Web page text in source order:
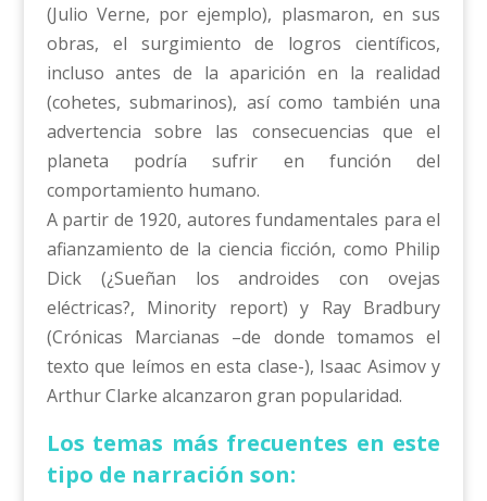
(Julio Verne, por ejemplo), plasmaron, en sus
obras, el surgimiento de logros científicos,
incluso antes de la aparición en la realidad
(cohetes, submarinos), así como también una
advertencia sobre las consecuencias que el
planeta podría sufrir en función del
comportamiento humano.
A partir de 1920, autores fundamentales para el
afianzamiento de la ciencia ficción, como Philip
Dick (¿Sueñan los androides con ovejas
eléctricas?, Minority report) y Ray Bradbury
(Crónicas Marcianas –de donde tomamos el
texto que leímos en esta clase-), Isaac Asimov y
Arthur Clarke alcanzaron gran popularidad.
Los temas más frecuentes en este
tipo de narración son: